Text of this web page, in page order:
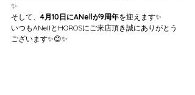
✨
そして、 4月10日にANellが9周年を迎えます✨
いつもANellとHOROSにご来店頂き誠にありがとう
ございます✨😊✨